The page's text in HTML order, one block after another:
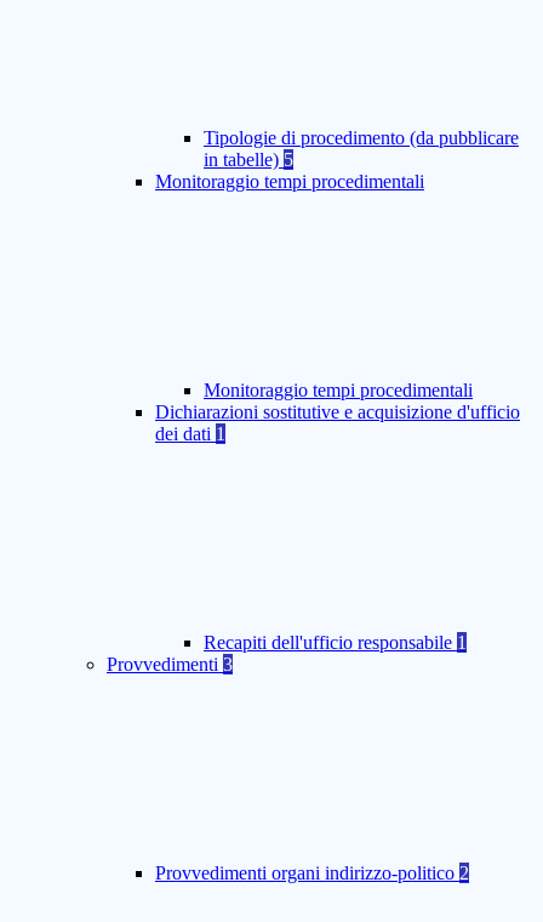
Tipologie di procedimento (da pubblicare
in tabelle) 5
Monitoraggio tempi procedimentali
Monitoraggio tempi procedimentali
Dichiarazioni sostitutive e acquisizione d'ufficio
dei dati 1
Recapiti dell'ufficio responsabile 1
Provvedimenti 3
Provvedimenti organi indirizzo-politico 2